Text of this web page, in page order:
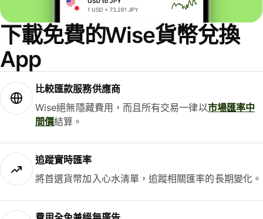
下載免費的Wise貨幣兌換
App
比較匯款服務供應商
Wise絕無隱藏費用，而且所有交易一律以市場匯率中
間價結算。
追蹤實時匯率
將首選貨幣加入心水清單，追蹤相關匯率的長期變化。